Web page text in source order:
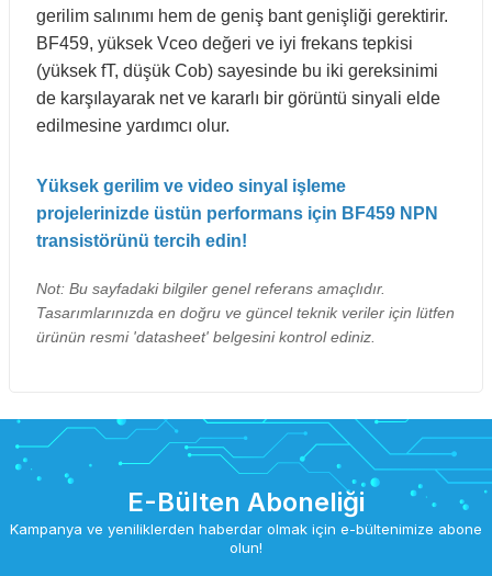
gerilim salınımı hem de geniş bant genişliği gerektirir.
BF459, yüksek Vceo değeri ve iyi frekans tepkisi
(yüksek fT, düşük Cob) sayesinde bu iki gereksinimi
de karşılayarak net ve kararlı bir görüntü sinyali elde
edilmesine yardımcı olur.
Yüksek gerilim ve video sinyal işleme
projelerinizde üstün performans için BF459 NPN
transistörünü tercih edin!
Not: Bu sayfadaki bilgiler genel referans amaçlıdır.
Tasarımlarınızda en doğru ve güncel teknik veriler için lütfen
ürünün resmi 'datasheet' belgesini kontrol ediniz.
E-Bülten Aboneliği
Kampanya ve yeniliklerden haberdar olmak için e-bültenimize abone
olun!